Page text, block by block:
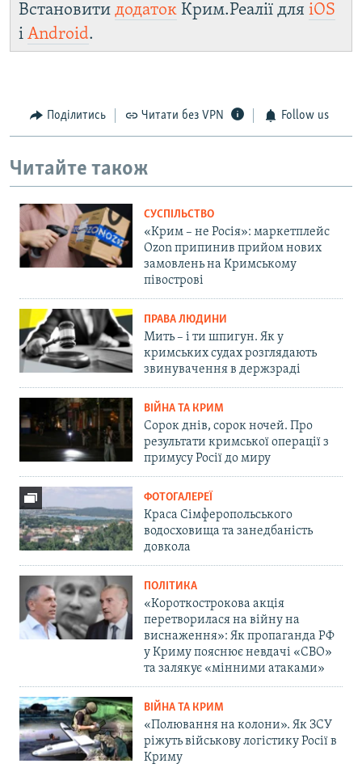
Встановити додаток Крим.Реалії для iOS
і Android.
Поділитись Читати без VPN Follow us
Читайте також
СУСПІЛЬСТВО
«Крим – не Росія»: маркетплейс
Ozon припинив прийом нових
замовлень на Кримському
півострові
ПРАВА ЛЮДИНИ
Мить – і ти шпигун. Як у
кримських судах розглядають
звинувачення в держзраді
ВІЙНА ТА КРИМ
Сорок днів, сорок ночей. Про
результати кримської операції з
примусу Росії до миру
ФОТОГАЛЕРЕЇ
Краса Сімферопольського
водосховища та занедбаність
довкола
ПОЛІТИКА
«Короткострокова акція
перетворилася на війну на
виснаження»: Як пропаганда РФ
у Криму пояснює невдачі «СВО»
та залякує «мінними атаками»
ВІЙНА ТА КРИМ
«Полювання на колони». Як ЗСУ
ріжуть військову логістику Росії в
Криму